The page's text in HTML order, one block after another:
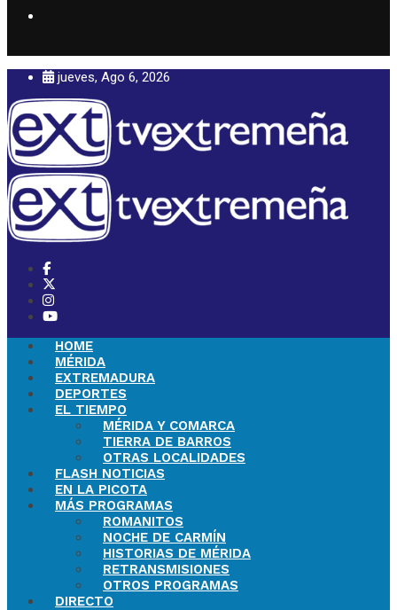
jueves, Ago 6, 2026
HOME
MÉRIDA
EXTREMADURA
DEPORTES
EL TIEMPO
MÉRIDA Y COMARCA
TIERRA DE BARROS
OTRAS LOCALIDADES
FLASH NOTICIAS
EN LA PICOTA
MÁS PROGRAMAS
ROMANITOS
NOCHE DE CARMÍN
HISTORIAS DE MÉRIDA
RETRANSMISIONES
OTROS PROGRAMAS
DIRECTO